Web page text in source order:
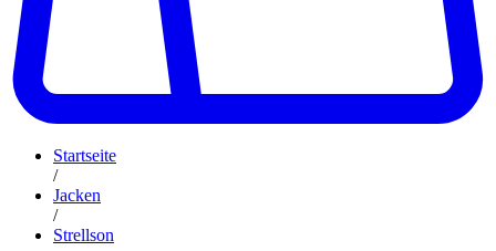
Startseite
/
Jacken
/
Strellson